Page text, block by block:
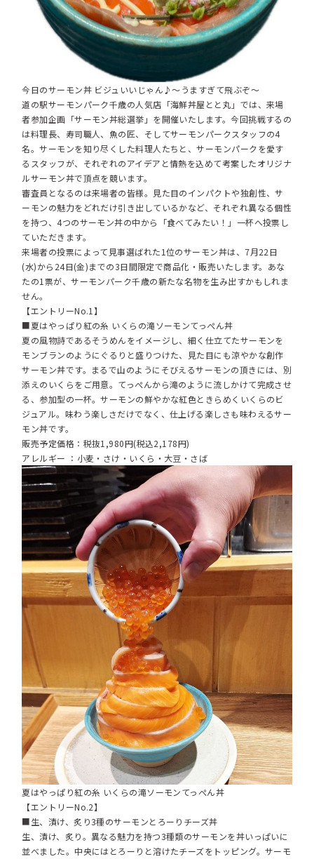
今日のサーモン丼 ビジュいいじゃん♪～うますぎて飛ぶぞ～
道の駅サーモンパーク千歳の人気店「海鮮丼屋とと丸」では、来場
者参加企画「サーモン丼総選挙」を開催いたします。今回挑戦するの
は料理長、寿司職人、魚の匠、そしてサーモンパークスタッフの4
名。サーモンを知り尽くした料理人たちと、サーモンパークを愛す
るスタッフが、それぞれのアイデアと情熱を込めて考案したオリジナ
ルサーモン丼で頂点を競います。
審査員となるのは来場者の皆様。見た目のインパクトや独創性、サ
ーモンの魅力をどれだけ引き出しているかなど、それぞれ異なる個性
を持つ、4つのサーモン丼の中から「食べてみたい！」一杯へ投票し
ていただきます。
来場者の投票によって見事選ばれた1位のサーモン丼は、7月22日
(水)から24日(金)までの3日間限定で商品化・販売いたします。あな
たの1票が、サーモンパーク千歳の新たな名物を生み出すかもしれま
せん。
【エントリーNo.1】
■夏はやっぱり紅の糸 いくらの滝ソーモンてっぺん丼
夏の風物詩であるそうめんをイメージし、細く仕立てたサーモンを
モンブランのようにぐるりと盛りつけた、見た目にも涼やかな創作
サーモン丼です。まるで山のようにそびえるサーモンの頂きには、別
添えのいくらをご用意。てっぺんから滝のように流しかけて完成させ
る、参加型の一杯。サーモンの鮮やかな紅色ときらめくいくらのビ
ジュアル。味わう楽しさだけでなく、仕上げる楽しさも味わえるサー
モン丼です。
販売予定価格：税抜1,980円(税込2,178円)
アレルギー ：小麦・さけ・いくら・大豆・さば
夏はやっぱり紅の糸 いくらの滝ソーモンてっぺん丼
【エントリーNo.2】
■生、漬け、炙り3種のサーモンとろーりチーズ丼
生、漬け、炙り。異なる魅力を持つ3種類のサーモンを丼いっぱいに
並べました。中央にはとろーりと溶けたチーズをトッピング。サーモ